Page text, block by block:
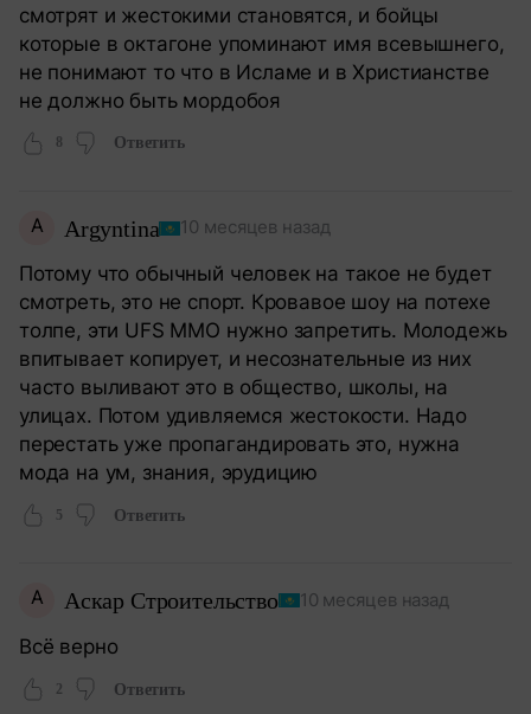
смотрят и жестокими становятся, и бойцы
которые в октагоне упоминают имя всевышнего,
не понимают то что в Исламе и в Христианстве
не должно быть мордобоя
8 Ответить
A Argyntina 10 месяцев назад
Потому что обычный человек на такое не будет
смотреть, это не спорт. Кровавое шоу на потехе
толпе, эти UFS MMO нужно запретить. Молодежь
впитывает копирует, и несознательные из них
часто выливают это в общество, школы, на
улицах. Потом удивляемся жестокости. Надо
перестать уже пропагандировать это, нужна
мода на ум, знания, эрудицию
5 Ответить
А Аскар Строительство 10 месяцев назад
Всё верно
2 Ответить